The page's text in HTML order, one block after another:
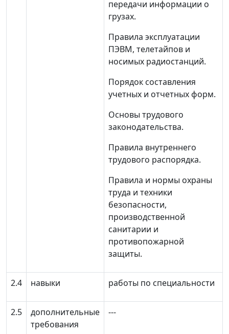
передачи информации о
грузах.
Правила эксплуатации
ПЭВМ, телетайпов и
носимых радиостанций.
Порядок составления
учетных и отчетных форм.
Основы трудового
законодательства.
Правила внутреннего
трудового распорядка.
Правила и нормы охраны
труда и техники
безопасности,
производственной
санитарии и
противопожарной
защиты.
2.4 навыки работы по специальности
2.5
дополнительные
требования
---